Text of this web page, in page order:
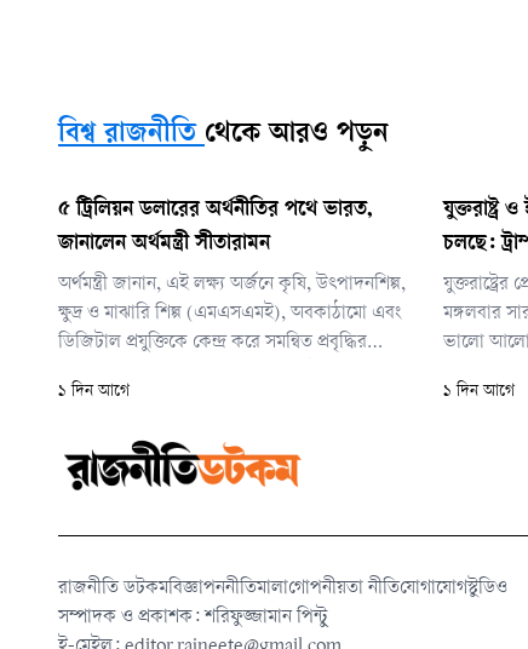
বিশ্ব রাজনীতি থেকে আরও পড়ুন
৫ ট্রিলিয়ন ডলারের অর্থনীতির পথে ভারত,
জানালেন অর্থমন্ত্রী সীতারামন
অর্থমন্ত্রী জানান, এই লক্ষ্য অর্জনে কৃষি, উৎপাদনশিল্প,
ক্ষুদ্র ও মাঝারি শিল্প (এমএসএমই), অবকাঠামো এবং
ডিজিটাল প্রযুক্তিকে কেন্দ্র করে সমন্বিত প্রবৃদ্ধির
সালের মধ্যে ‘বিকশিত ভারত’ গড়ার দীর্ঘমেয়াদি লক্ষ্য
১ দিন আগে
যুক্তরাষ্ট্র
চলছে:
যুক্তরাষ্ট্রের
মঙ্গলবার
ভালো
এমন
১ দিন আগে
রাজনীতি ডটকমবিজ্ঞাপননীতিমালাগোপনীয়তা নীতিযোগাযোগস্টুডিও
সম্পাদক ও প্রকাশক: শরিফুজ্জামান পিন্টু